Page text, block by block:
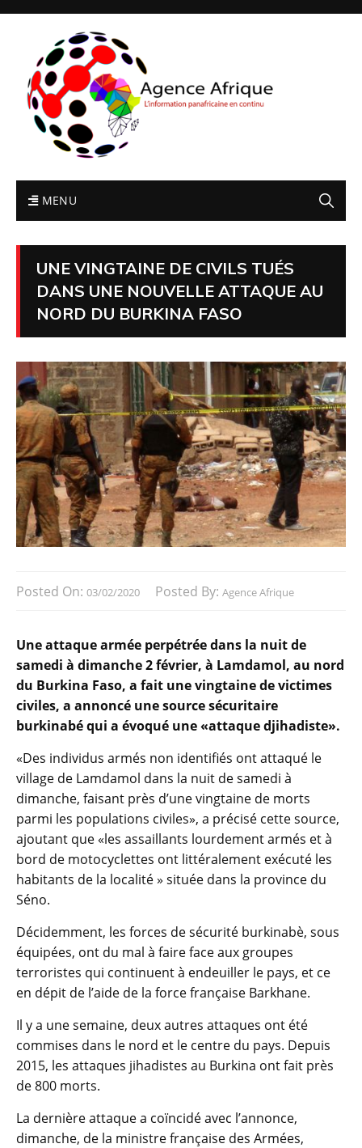
MENU
UNE VINGTAINE DE CIVILS TUÉS
DANS UNE NOUVELLE ATTAQUE AU
NORD DU BURKINA FASO
Posted On: 03/02/2020 Posted By: Agence Afrique
Une attaque armée perpétrée dans la nuit de
samedi à dimanche 2 février, à Lamdamol, au nord
du Burkina Faso, a fait une vingtaine de victimes
civiles, a annoncé une source sécuritaire
burkinabé qui a évoqué une «attaque djihadiste».
«Des individus armés non identifiés ont attaqué le
village de Lamdamol dans la nuit de samedi à
dimanche, faisant près d’une vingtaine de morts
parmi les populations civiles», a précisé cette source,
ajoutant que «les assaillants lourdement armés et à
bord de motocyclettes ont littéralement exécuté les
habitants de la localité » située dans la province du
Séno.
Décidemment, les forces de sécurité burkinabè, sous
équipées, ont du mal à faire face aux groupes
terroristes qui continuent à endeuiller le pays, et ce
en dépit de l’aide de la force française Barkhane.
Il y a une semaine, deux autres attaques ont été
commises dans le nord et le centre du pays. Depuis
2015, les attaques jihadistes au Burkina ont fait près
de 800 morts.
La dernière attaque a coïncidé avec l’annonce,
dimanche, de la ministre française des Armées,